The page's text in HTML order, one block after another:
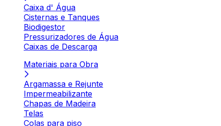
Caixa d' Água
Cisternas e Tanques
Biodigestor
Pressurizadores de Água
Caixas de Descarga
Materiais para Obra
Argamassa e Rejunte
Impermeabilizante
Chapas de Madeira
Telas
Colas para piso